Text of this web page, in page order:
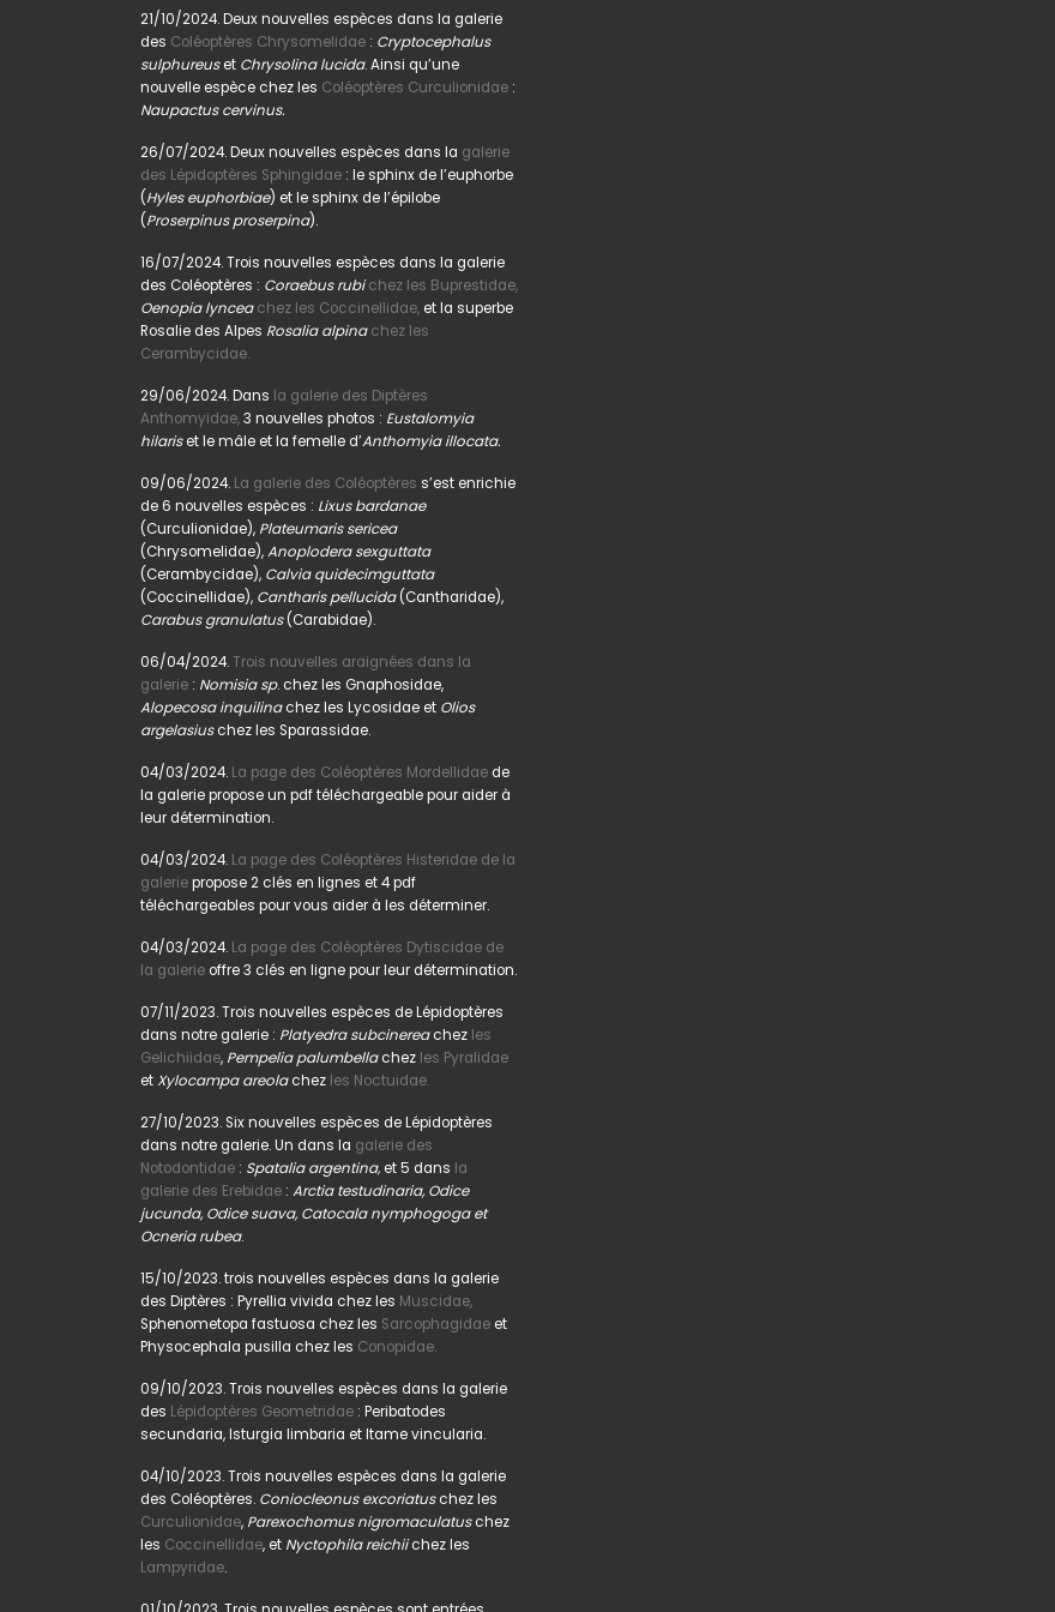
21/10/2024. Deux nouvelles espèces dans la galerie
des Coléoptères Chrysomelidae : Cryptocephalus
sulphureuset Chrysolina lucida. Ainsi qu’une
nouvelle espèce chez les Coléoptères Curculionidae :
Naupactus cervinus.
26/07/2024. Deux nouvelles espèces dans la galerie
des Lépidoptères Sphingidae : le sphinx de l’euphorbe
(Hyles euphorbiae) et le sphinx de l’épilobe
(Proserpinus proserpina).
16/07/2024. Trois nouvelles espèces dans la galerie
des Coléoptères : Coraebus rubi chez les Buprestidae,
Oenopia lyncea chez les Coccinellidae,et la superbe
Rosalie des Alpes Rosalia alpina chez les
Cerambycidae.
29/06/2024. Dans la galerie des Diptères
Anthomyidae,3 nouvelles photos : Eustalomyia
hilariset le mâle et la femelle d’Anthomyia illocata.
09/06/2024. La galerie des Coléoptères s’est enrichie
de 6 nouvelles espèces : Lixus bardanae
(Curculionidae), Plateumaris sericea
(Chrysomelidae),Anoplodera sexguttata
(Cerambycidae), Calvia quidecimguttata
(Coccinellidae), Cantharis pellucida(Cantharidae),
Carabus granulatus(Carabidae).
06/04/2024.Trois nouvelles araignées dans la
galerie : Nomisia sp. chez les Gnaphosidae,
Alopecosa inquilinachez les Lycosidae et Olios
argelasiuschez les Sparassidae.
04/03/2024. La page des Coléoptères Mordellidaede
la galerie propose un pdf téléchargeable pour aider à
leur détermination.
04/03/2024. La page des Coléoptères Histeridae de la
galeriepropose 2 clés en lignes et 4 pdf
téléchargeables pour vous aider à les déterminer.
04/03/2024. La page des Coléoptères Dytiscidae de
la galerie offre 3 clés en ligne pour leur détermination.
07/11/2023. Trois nouvelles espèces de Lépidoptères
dans notre galerie : Platyedra subcinereachez les
Gelichiidae, Pempelia palumbellachez les Pyralidae
etXylocampa areolachez les Noctuidae.
27/10/2023. Six nouvelles espèces de Lépidoptères
dans notre galerie. Un dans la galerie des
Notodontidae : Spatalia argentina,et 5 dans la
galerie des Erebidae : Arctia testudinaria, Odice
jucunda, Odice suava, Catocala nymphogoga et
Ocneria rubea.
15/10/2023. trois nouvelles espèces dans la galerie
des Diptères : Pyrellia vivida chez les Muscidae,
Sphenometopa fastuosa chez les Sarcophagidaeet
Physocephala pusilla chez les Conopidae.
09/10/2023. Trois nouvelles espèces dans la galerie
des Lépidoptères Geometridae : Peribatodes
secundaria, Isturgia limbaria et Itame vincularia.
04/10/2023. Trois nouvelles espèces dans la galerie
des Coléoptères. Coniocleonus excoriatuschez les
Curculionidae, Parexochomus nigromaculatuschez
les Coccinellidae, et Nyctophila reichiichez les
Lampyridae.